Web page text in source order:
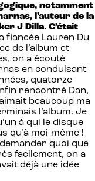
notamment
l’auteur de la
J Dilla. C’était
fiancée Lauren Du
de l’album et
on a écouté
en conduisant
quatorze
rencontré Dan,
beaucoup ma
l’album. Je
à qui le disque
qu’à moi-même !
quoi que
facilement, on a
déjà une idée